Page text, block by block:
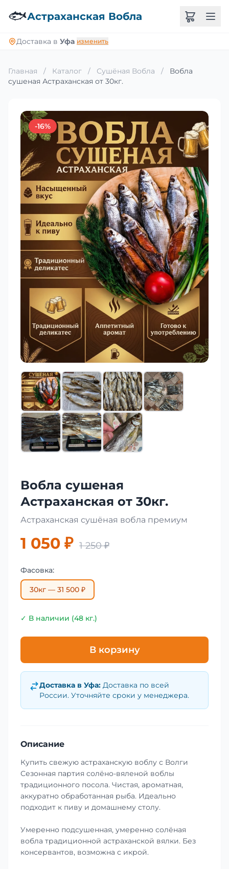
🐟Астраханская Вобла
Доставка в Уфа изменить
Главная / Каталог / Сушёная Вобла /
Вобла
сушеная Астраханская от 30кг.
-16%
Вобла сушеная
Астраханская от 30кг.
Астраханская сушёная вобла премиум
1 050 ₽ 1 250 ₽
Фасовка:
30кг — 31 500 ₽
✓ В наличии (48 кг.)
В корзину
Доставка в Уфа: Доставка по всей
России. Уточняйте сроки у менеджера.
Описание
Купить свежую астраханскую воблу с Волги
Сезонная партия солёно-вяленой воблы
традиционного посола. Чистая, ароматная,
аккуратно обработанная рыба. Идеально
подходит к пиву и домашнему столу.
Умеренно подсушенная, умеренно солёная
вобла традиционной астраханской вялки. Без
консервантов, возможна с икрой.